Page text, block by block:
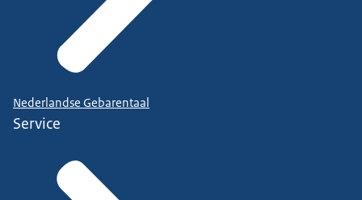
Nederlandse Gebarentaal
Service